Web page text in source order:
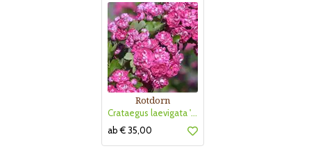
Rotdorn
Crataegus laevigata 'Pauls Scarlet'
ab € 35,00